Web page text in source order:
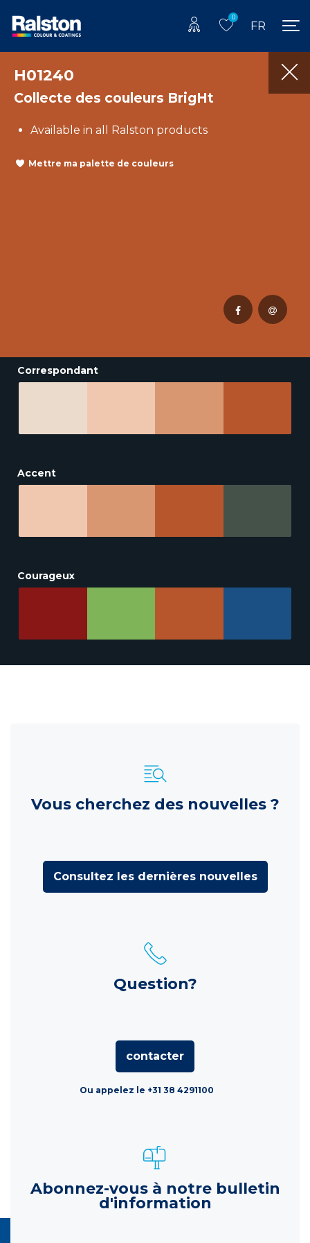
0
FR
H01240
Collecte des couleurs BrigHt
Available in all Ralston products
Mettre ma palette de couleurs
Correspondant
Accent
Courageux
Vous cherchez des nouvelles ?
Consultez les dernières nouvelles
Question?
contacter
Ou appelez le +31 38 4291100
Abonnez-vous à notre bulletin
d'information